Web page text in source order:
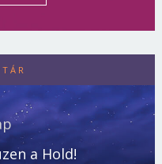
a Hold!